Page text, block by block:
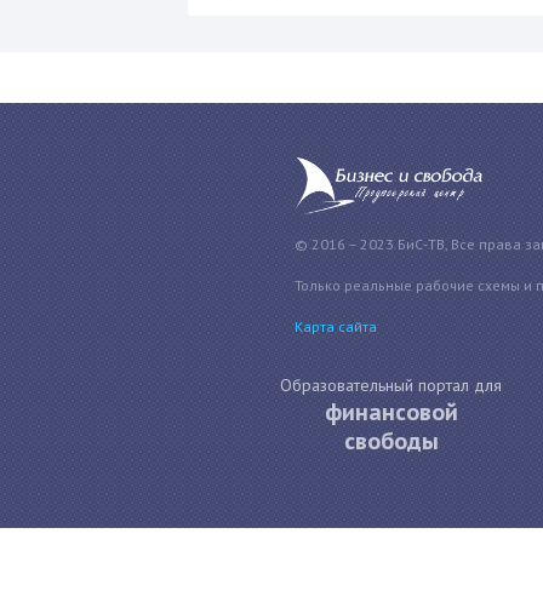
© 2016 – 2023 БиС-ТВ, Все права
Только реальные рабочие схемы и
Карта сайта
Образовательный портал для
финансовой
свободы